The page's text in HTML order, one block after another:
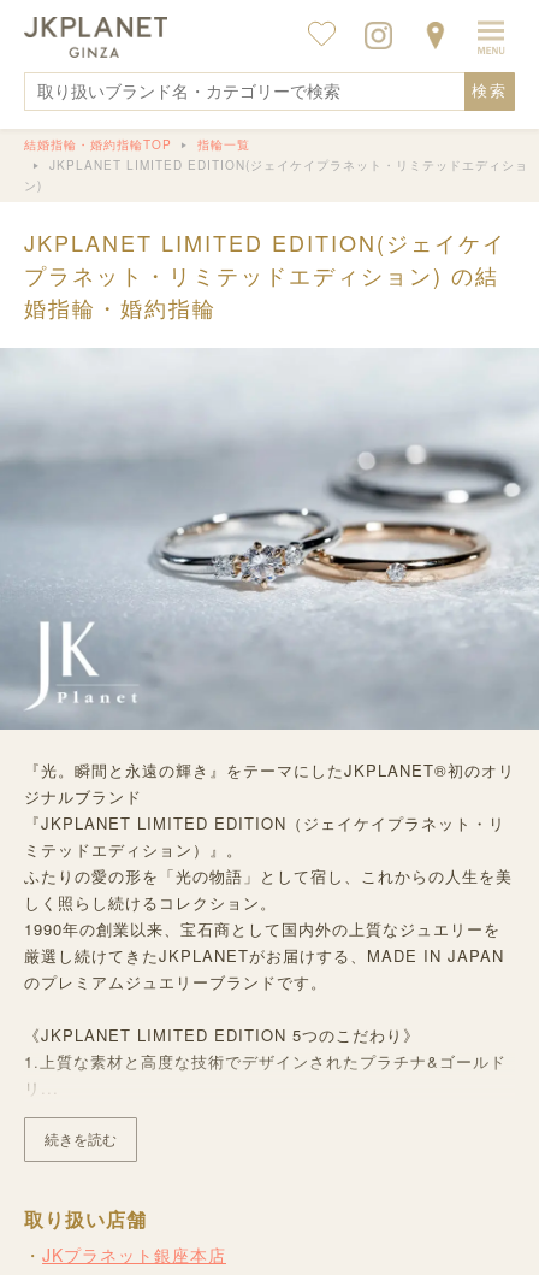
検索
結婚指輪・婚約指輪TOP
指輪一覧
JKPLANET LIMITED EDITION(ジェイケイプラネット・リミテッドエディショ
ン)
JKPLANET LIMITED EDITION(ジェイケイ
プラネット・リミテッドエディション) の結
婚指輪・婚約指輪
『光。瞬間と永遠の輝き』をテーマにしたJKPLANET®︎初のオリ
ジナルブランド
『JKPLANET LIMITED EDITION（ジェイケイプラネット・リ
ミテッドエディション）』。
ふたりの愛の形を「光の物語」として宿し、これからの人生を美
しく照らし続けるコレクション。
1990年の創業以来、宝石商として国内外の上質なジュエリーを
厳選し続けてきたJKPLANETがお届けする、MADE IN JAPAN
のプレミアムジュエリーブランドです。
《JKPLANET LIMITED EDITION 5つのこだわり》
1.上質な素材と高度な技術でデザインされたプラチナ&ゴールド
リ...
続きを読む
取り扱い店舗
JKプラネット銀座本店